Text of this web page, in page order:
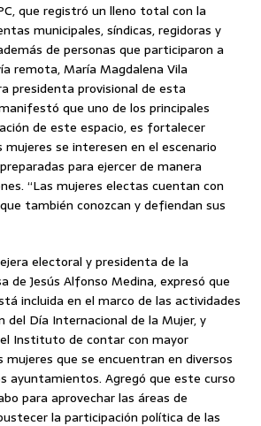
que registró un lleno total con la
municipales, síndicas, regidoras y
de personas que participaron a
remota, María Magdalena Vila
presidenta provisional de esta
que uno de los principales
de este espacio, es fortalecer
mujeres se interesen en el escenario
para ejercer de manera
“Las mujeres electas cuentan con
también conozcan y defiendan sus
electoral y presidenta de la
de Jesús Alfonso Medina, expresó que
incluida en el marco de las actividades
del Día Internacional de la Mujer, y
Instituto de contar con mayor
mujeres que se encuentran en diversos
ayuntamientos. Agregó que este curso
para aprovechar las áreas de
la participación política de las